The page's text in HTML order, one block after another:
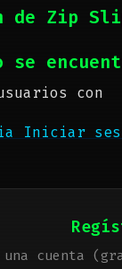
de Zip
se
con
Iniciar
cuenta